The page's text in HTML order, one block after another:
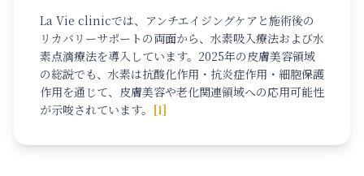
La Vie clinicでは、アンチエイジングケアと施術後の
リカバリーサポートの両面から、水素吸入療法および水
素点滴療法を導入しています。2025年の皮膚美容領域
の総説でも、水素は抗酸化作用・抗炎症作用・細胞保護
作用を通じて、皮膚美容や老化関連領域への応用可能性
が示唆されています。 [1]